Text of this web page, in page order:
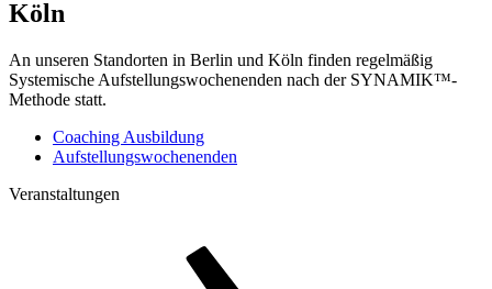
Köln
An unseren Standorten in Berlin und Köln finden regelmäßig
Systemische Aufstellungswochenenden nach der SYNAMIK™-
Methode statt.
Coaching Ausbildung
Aufstellungswochenenden
Veranstaltungen